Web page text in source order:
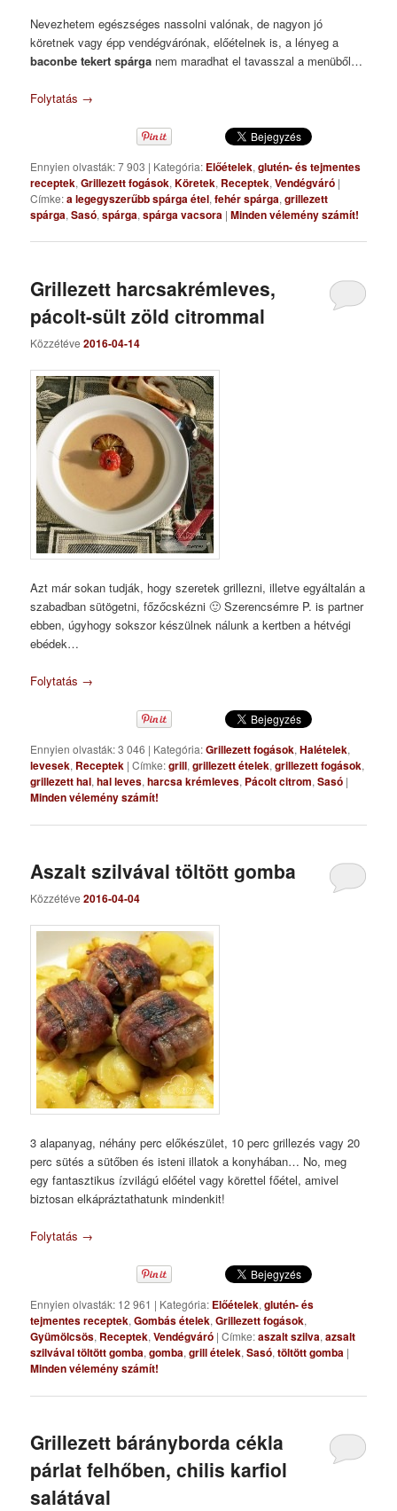
Nevezhetem egészséges nassolni valónak, de nagyon jó
köretnek vagy épp vendégvárónak, előételnek is, a lényeg a
baconbe tekert spárga nem maradhat el tavasszal a menüből…
Folytatás →
Ennyien olvasták: 7 903 | Kategória: Előételek,glutén- és tejmentes
receptek,Grillezett fogások,Köretek, Receptek,Vendégváró |
Címke:a legegyszerűbb spárga étel,fehér spárga,grillezett
spárga,Sasó,spárga,spárga vacsora |Minden vélemény számít!
Grillezett harcsakrémleves,
pácolt-sült zöld citrommal
Közzétéve2016-04-14
Azt már sokan tudják, hogy szeretek grillezni, illetve egyáltalán a
szabadban sütögetni, főzőcskézni 🙂 Szerencsémre P. is partner
ebben, úgyhogy sokszor készülnek nálunk a kertben a hétvégi
ebédek…
Folytatás →
Ennyien olvasták: 3 046 | Kategória:Grillezett fogások,Halételek,
levesek, Receptek |Címke:grill,grillezett ételek,grillezett fogások,
grillezett hal,hal leves,harcsa krémleves, Pácolt citrom,Sasó |
Minden vélemény számít!
Aszalt szilvával töltött gomba
Közzétéve2016-04-04
3 alapanyag, néhány perc előkészület, 10 perc grillezés vagy 20
perc sütés a sütőben és isteni illatok a konyhában… No, meg
egy fantasztikus ízvilágú előétel vagy körettel főétel, amivel
biztosan elkápráztathatunk mindenkit!
Folytatás →
Ennyien olvasták: 12 961 | Kategória: Előételek,glutén- és
tejmentes receptek,Gombás ételek,Grillezett fogások,
Gyümölcsös, Receptek,Vendégváró |Címke:aszalt szilva,azsalt
szilvával töltött gomba,gomba,grill ételek,Sasó,töltött gomba |
Minden vélemény számít!
Grillezett bárányborda cékla
párlat felhőben, chilis karfiol
salátával